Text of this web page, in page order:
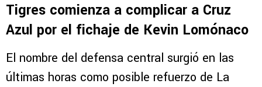
Tigres comienza a complicar a Cruz
Azul por el fichaje de Kevin Lomónaco
El nombre del defensa central surgió en las
últimas horas como posible refuerzo de La